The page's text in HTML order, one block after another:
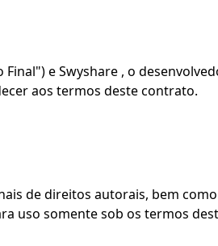
e Swyshare , o
aos termos deste contrato.
de direitos autorais, bem
uso somente sob os termos